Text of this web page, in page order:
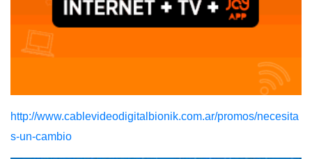
http://www.cablevideodigitalbionik.com.ar/promos/necesita
s-un-cambio